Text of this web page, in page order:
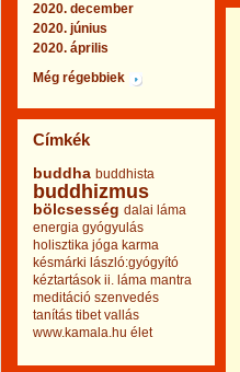
2020. december
2020. június
2020. április
Még régebbiek
Címkék
buddha buddhista
buddhizmus
bölcsesség dalai láma
energia gyógyulás
holisztika jóga karma
késmárki lászló:gyógyító
kéztartások ii. láma mantra
meditáció szenvedés
tanítás tibet vallás
www.kamala.hu élet